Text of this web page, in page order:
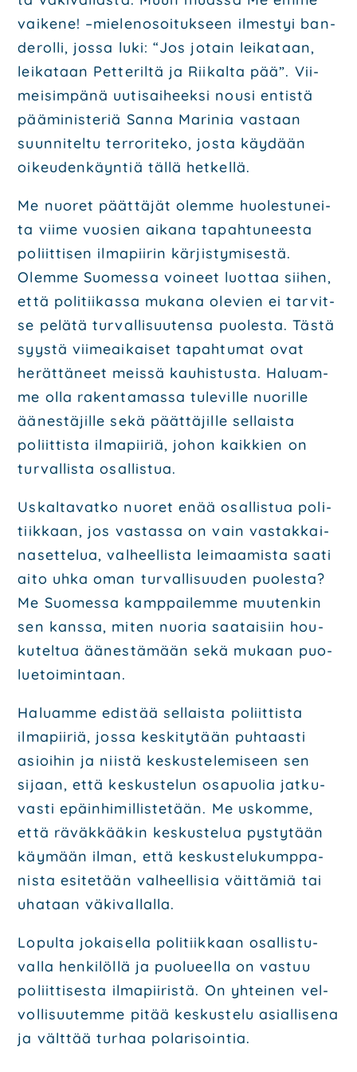
vai­ke­ne! –mie­le­no­soi­tuk­seen ilmes­tyi ban­
de­rol­li, jos­sa luki: “Jos jotain lei­ka­taan,
lei­ka­taan Pet­te­ril­tä ja Rii­kal­ta pää”. Vii­
mei­sim­pä­nä uuti­sai­heek­si nousi entis­tä
pää­mi­nis­te­riä San­na Mari­nia vas­taan
suun­ni­tel­tu ter­ro­ri­te­ko, jos­ta käy­dään
oikeu­den­käyn­tiä täl­lä het­kel­lä.
Me nuo­ret päät­tä­jät olem­me huo­les­tu­nei­
ta vii­me vuo­sien aika­na tapah­tu­nees­ta
poliit­ti­sen ilma­pii­rin kär­jis­ty­mi­ses­tä.
Olem­me Suo­mes­sa voi­neet luot­taa sii­hen,
että poli­tii­kas­sa muka­na ole­vien ei tar­vit­
se pelä­tä tur­val­li­suu­ten­sa puo­les­ta. Täs­tä
syys­tä vii­me­ai­kai­set tapah­tu­mat ovat
herät­tä­neet meis­sä kau­his­tus­ta. Haluam­
me olla raken­ta­mas­sa tule­vil­le nuo­ril­le
äänes­tä­jil­le sekä päät­tä­jil­le sel­lais­ta
poliit­tis­ta ilma­pii­riä, johon kaik­kien on
tur­val­lis­ta osal­lis­tua.
Uskal­ta­vat­ko nuo­ret enää osal­lis­tua poli­
tiik­kaan, jos vas­tas­sa on vain vas­tak­kai­
na­set­te­lua, val­heel­lis­ta lei­maa­mis­ta saa­ti
aito uhka oman tur­val­li­suu­den puo­les­ta?
Me Suo­mes­sa kamp­pai­lem­me muu­ten­kin
sen kans­sa, miten nuo­ria saa­tai­siin hou­
ku­tel­tua äänes­tä­mään sekä mukaan puo­
lue­toi­min­taan.
Haluam­me edis­tää sel­lais­ta poliit­tis­ta
ilma­pii­riä, jos­sa kes­ki­ty­tään puh­taas­ti
asioi­hin ja niis­tä kes­kus­te­le­mi­seen sen
sijaan, että kes­kus­te­lun osa­puo­lia jat­ku­
vas­ti epäin­hi­mil­lis­te­tään. Me uskom­me,
että räväk­kää­kin kes­kus­te­lua pys­ty­tään
käy­mään ilman, että kes­kus­te­lu­kump­pa­
nis­ta esi­te­tään val­heel­li­sia väit­tä­miä tai
uha­taan väki­val­lal­la.
Lopul­ta jokai­sel­la poli­tiik­kaan osal­lis­tu­
val­la hen­ki­löl­lä ja puo­lu­eel­la on vas­tuu
poliit­ti­ses­ta ilma­pii­ris­tä. On yhtei­nen vel­
vol­li­suu­tem­me pitää kes­kus­te­lu asial­li­se­na
ja vält­tää tur­haa pola­ri­soin­tia.